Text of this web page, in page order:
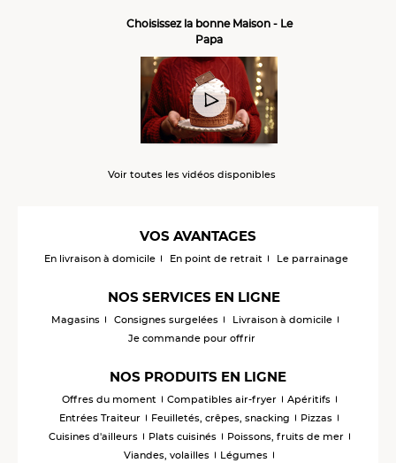
Choisissez la bonne Maison - Le
Papa
Voir toutes les vidéos disponibles
VOS AVANTAGES
En livraison à domicile En point de retrait Le parrainage
NOS SERVICES EN LIGNE
Magasins Consignes surgelées
Livraison à domicile
Je commande pour offrir
NOS PRODUITS EN LIGNE
Offres du moment Compatibles air-fryer
Apéritifs
Entrées Traiteur
Feuilletés, crêpes, snacking
Pizzas
Cuisines d'ailleurs
Plats cuisinés
Poissons, fruits de mer
Viandes, volailles
Légumes